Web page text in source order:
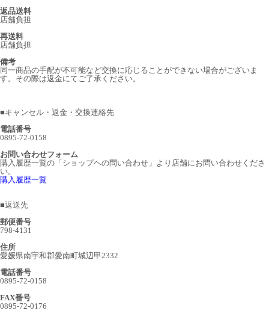
返品送料
店舗負担
再送料
店舗負担
備考
同一商品の手配が不可能など交換に応じることができない場合がございま
す。その際は返金にてご了承ください。
■キャンセル・返金・交換連絡先
電話番号
0895-72-0158
お問い合わせフォーム
購入履歴一覧の「ショップヘの問い合わせ」より店舗にお問い合わせくださ
い。
購入履歴一覧
■返送先
郵便番号
798-4131
住所
愛媛県南宇和郡愛南町城辺甲2332
電話番号
0895-72-0158
FAX番号
0895-72-0176